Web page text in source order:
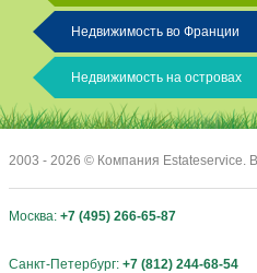
Недвижимость во Франции
Недвижимость на островах
2003 - 2026 © Компания Estateservice.
Москва: +7 (495) 266-65-87
Санкт-Петербург: +7 (812) 244-68-54